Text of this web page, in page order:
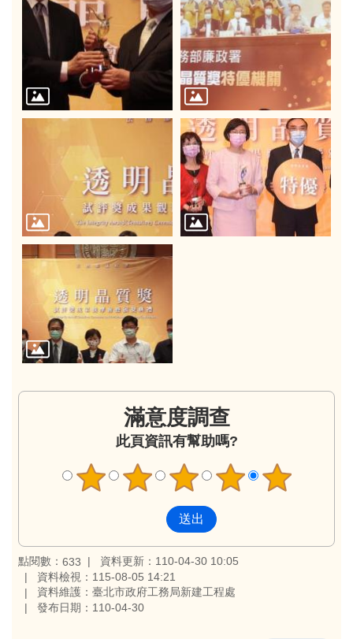
滿意度調查
此頁資訊有幫助嗎?
點閱數： 633
資料更新：110-04-30 10:05
資料檢視：115-08-05 14:21
資料維護：臺北市政府工務局新建工程處
發布日期：110-04-30